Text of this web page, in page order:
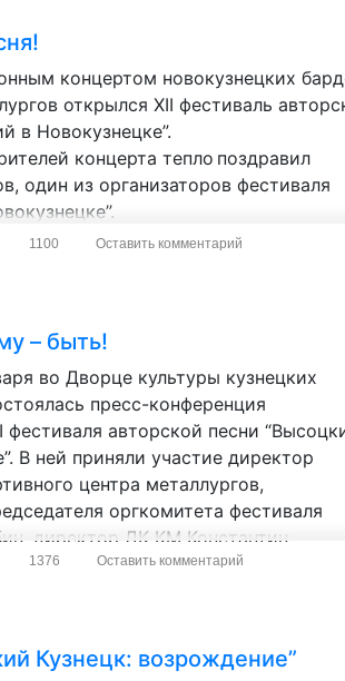
концертом новокузнецких
открылся XII фестиваль
в Новокузнецке”.
концерта тепло поздравил
один из организаторов фестиваля
1100 Оставить комментарий
– быть!
во Дворце культуры кузнецких
пресс-конференция
фестиваля авторской песни
В ней приняли участие директор
центра металлургов,
оргкомитета фестиваля
директор ДК КМ Константин
оргкомитета Виктор Евстропов и
1376 Оставить комментарий
Кузнецк: возрождение”